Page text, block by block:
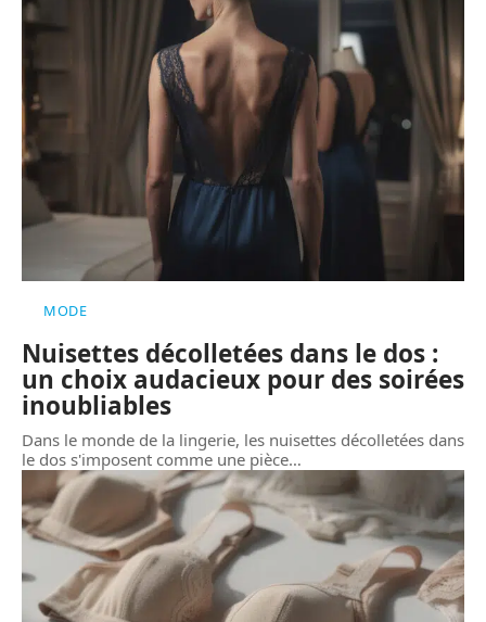
MODE
Nuisettes décolletées dans le dos :
un choix audacieux pour des soirées
inoubliables
Dans le monde de la lingerie, les nuisettes décolletées dans
le dos s'imposent comme une pièce…